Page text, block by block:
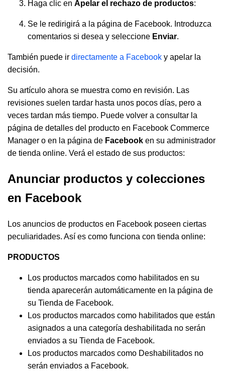
Haga clic en Apelar el rechazo de productos:
Se le redirigirá a la página de Facebook. Introduzca
comentarios si desea y seleccione Enviar.
También puede ir directamente a Facebook y apelar la
decisión.
Su artículo ahora se muestra como en revisión. Las
revisiones suelen tardar hasta unos pocos días, pero a
veces tardan más tiempo. Puede volver a consultar la
página de detalles del producto en Facebook Commerce
Manager o en la página de Facebook en su administrador
de tienda online. Verá el estado de sus productos:
Anunciar productos y colecciones
en Facebook
Los anuncios de productos en Facebook poseen ciertas
peculiaridades. Así es como funciona con tienda online:
PRODUCTOS
Los productos marcados como habilitados en su
tienda aparecerán automáticamente en la página de
su Tienda de Facebook.
Los productos marcados como habilitados que están
asignados a una categoría deshabilitada no serán
enviados a su Tienda de Facebook.
Los productos marcados como Deshabilitados no
serán enviados a Facebook.